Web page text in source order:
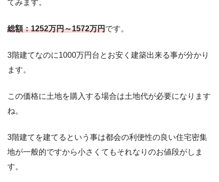
てみます。
総額：1252万円～1572万円です。
3階建てなのに1000万円台とお安く建築出来る事が分かり
ます。
この価格に土地を購入する場合は土地代が必要になります
ね。
3階建てを建てるという事は都会の利便性の良い住宅密集
地が一般的ですから小さくてもそれなりのお値段がしま
す。